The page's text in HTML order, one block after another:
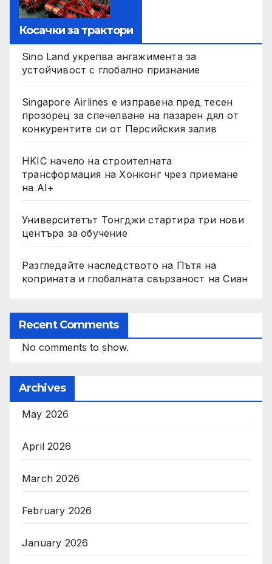
Косачки за трактори
Sino Land укрепва ангажимента за
устойчивост с глобално признание
Singapore Airlines е изправена пред тесен
прозорец за спечелване на пазарен дял от
конкурентите си от Персийския залив
HKIC начело на строителната
трансформация на Хонконг чрез приемане
на AI+
Университетът Тонгджи стартира три нови
центъра за обучение
Разгледайте наследството на Пътя на
коприната и глобалната свързаност на Сиан
Recent Comments
No comments to show.
Archives
May 2026
April 2026
March 2026
February 2026
January 2026